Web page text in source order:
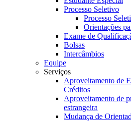
Processo Seletivo
Processo
Orientações
Exame de
Bolsas
Intercâmbios
Equipe
Serviços
Aproveitamento de
Créditos
Aproveitamento de
estrangeira
Mudança de